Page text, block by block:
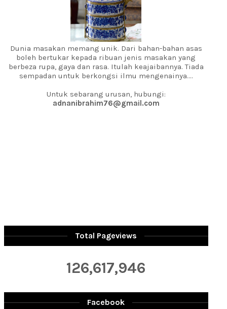
Dunia masakan memang unik. Dari bahan-bahan asas
boleh bertukar kepada ribuan jenis masakan yang
berbeza rupa, gaya dan rasa. Itulah keajaibannya. Tiada
sempadan untuk berkongsi ilmu mengenainya....
Untuk sebarang urusan, hubungi:
adnanibrahim76@gmail.com
Total Pageviews
126,617,946
Facebook